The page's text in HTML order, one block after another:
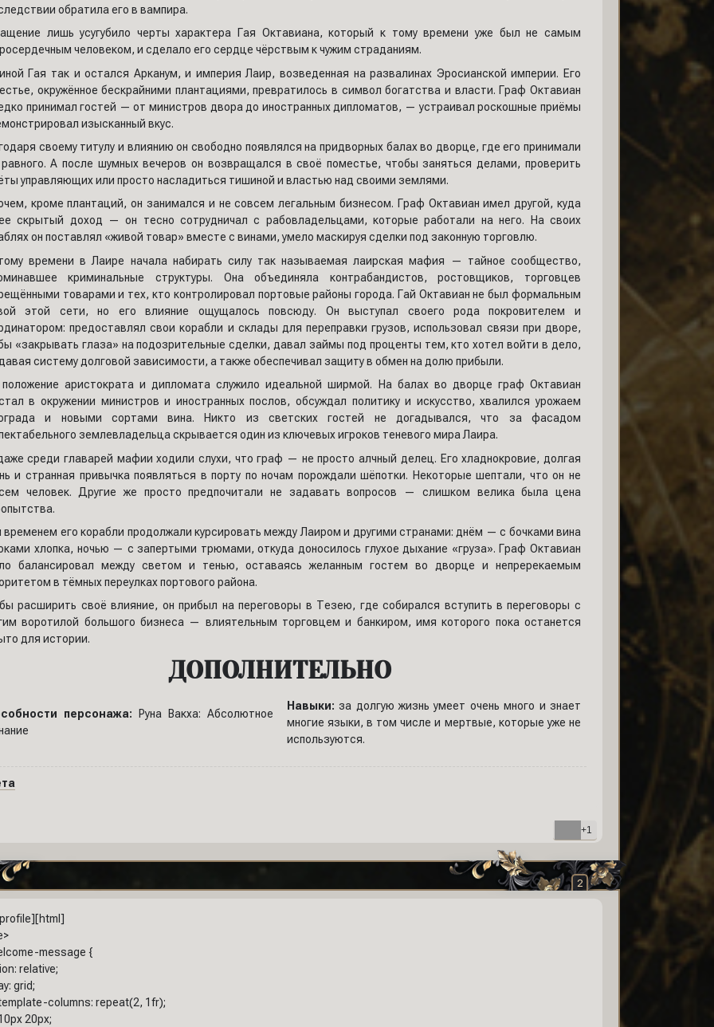
обратила его в вампира.
лишь усугубило черты характера Гая Октавиана, который к тому времени уже был не самым
человеком, и сделало его сердце чёрствым к чужим страданиям.
Гая так и остался Арканум, и империя Лаир, возведенная на развалинах Эросианской империи. Его
окружённое бескрайними плантациями, превратилось в символ богатства и власти. Граф Октавиан
принимал гостей — от министров двора до иностранных дипломатов, — устраивал роскошные приёмы
изысканный вкус.
своему титулу и влиянию он свободно появлялся на придворных балах во дворце, где его принимали
А после шумных вечеров он возвращался в своё поместье, чтобы заняться делами, проверить
управляющих или просто насладиться тишиной и властью над своими землями.
кроме плантаций, он занимался и не совсем легальным бизнесом. Граф Октавиан имел другой, куда
скрытый доход — он тесно сотрудничал с рабовладельцами, которые работали на него. На своих
он поставлял «живой товар» вместе с винами, умело маскируя сделки под законную торговлю.
времени в Лаире начала набирать силу так называемая лаирская мафия — тайное сообщество,
криминальные структуры. Она объединяла контрабандистов, ростовщиков, торговцев
товарами и тех, кто контролировал портовые районы города. Гай Октавиан не был формальным
этой сети, но его влияние ощущалось повсюду. Он выступал своего рода покровителем и
предоставлял свои корабли и склады для переправки грузов, использовал связи при дворе,
«закрывать глаза» на подозрительные сделки, давал займы под проценты тем, кто хотел войти в дело,
систему долговой зависимости, а также обеспечивал защиту в обмен на долю прибыли.
положение аристократа и дипломата служило идеальной ширмой. На балах во дворце граф Октавиан
в окружении министров и иностранных послов, обсуждал политику и искусство, хвалился урожаем
и новыми сортами вина. Никто из светских гостей не догадывался, что за фасадом
землевладельца скрывается один из ключевых игроков теневого мира Лаира.
среди главарей мафии ходили слухи, что граф — не просто алчный делец. Его хладнокровие, долгая
и странная привычка появляться в порту по ночам порождали шёпотки. Некоторые шептали, что он не
человек. Другие же просто предпочитали не задавать вопросов — слишком велика была цена
временем его корабли продолжали курсировать между Лаиром и другими странами: днём — с бочками вина
хлопка, ночью — с запертыми трюмами, откуда доносилось глухое дыхание «груза». Граф Октавиан
балансировал между светом и тенью, оставаясь желанным гостем во дворце и непререкаемым
в тёмных переулках портового района.
расширить своё влияние, он прибыл на переговоры в Тезею, где собирался вступить в переговоры с
воротилой большого бизнеса — влиятельным торговцем и банкиром, имя которого пока останется
для истории.
ДОПОЛНИТЕЛЬНО
персонажа: Руна Вакха: Абсолютное
Навыки: за долгую жизнь умеет очень много и знает
многие языки, в том числе и мертвые, которые уже не
используются.
+1
2
message {
relative;
grid;
columns: repeat(2, 1fr);
20px;